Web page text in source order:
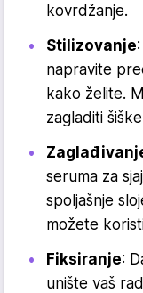
kovrdžanje.
Stilizovanje
napravite
kako želite.
zagladiti
seruma za
spoljašnje
možete
Fiksiranje:
unište vaš